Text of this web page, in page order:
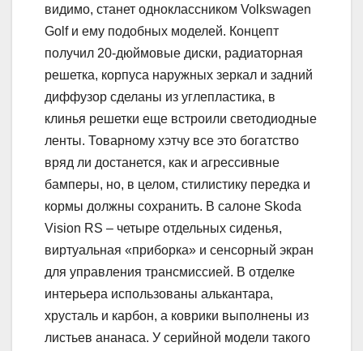
видимо, станет одноклассником Volkswagen
Golf и ему подобных моделей. Концепт
получил 20-дюймовые диски, радиаторная
решетка, корпуса наружных зеркал и задний
диффузор сделаны из углепластика, в
клинья решетки еще встроили светодиодные
ленты. Товарному хэтчу все это богатство
вряд ли достанется, как и агрессивные
бамперы, но, в целом, стилистику передка и
кормы должны сохранить. В салоне Skoda
Vision RS – четыре отдельных сиденья,
виртуальная «приборка» и сенсорный экран
для управления трансмиссией. В отделке
интерьера использованы алькантара,
хрусталь и карбон, а коврики выполнены из
листьев ананаса. У серийной модели такого